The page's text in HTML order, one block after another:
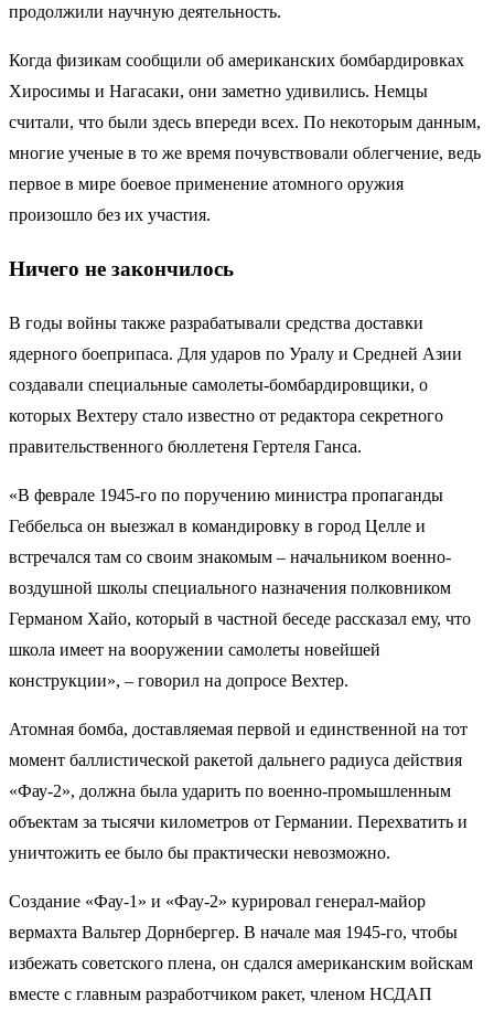
продолжили научную деятельность.
Когда физикам сообщили об американских бомбардировках
Хиросимы и Нагасаки, они заметно удивились. Немцы
считали, что были здесь впереди всех. По некоторым данным,
многие ученые в то же время почувствовали облегчение, ведь
первое в мире боевое применение атомного оружия
произошло без их участия.
Ничего не закончилось
В годы войны также разрабатывали средства доставки
ядерного боеприпаса. Для ударов по Уралу и Средней Азии
создавали специальные самолеты-бомбардировщики, о
которых Вехтеру стало известно от редактора секретного
правительственного бюллетеня Гертеля Ганса.
«В феврале 1945-го по поручению министра пропаганды
Геббельса он выезжал в командировку в город Целле и
встречался там со своим знакомым – начальником военно-
воздушной школы специального назначения полковником
Германом Хайо, который в частной беседе рассказал ему, что
школа имеет на вооружении самолеты новейшей
конструкции», – говорил на допросе Вехтер.
Атомная бомба, доставляемая первой и единственной на тот
момент баллистической ракетой дальнего радиуса действия
«Фау-2», должна была ударить по военно-промышленным
объектам за тысячи километров от Германии. Перехватить и
уничтожить ее было бы практически невозможно.
Создание «Фау-1» и «Фау-2» курировал генерал-майор
вермахта Вальтер Дорнбергер. В начале мая 1945-го, чтобы
избежать советского плена, он сдался американским войскам
вместе с главным разработчиком ракет, членом НСДАП